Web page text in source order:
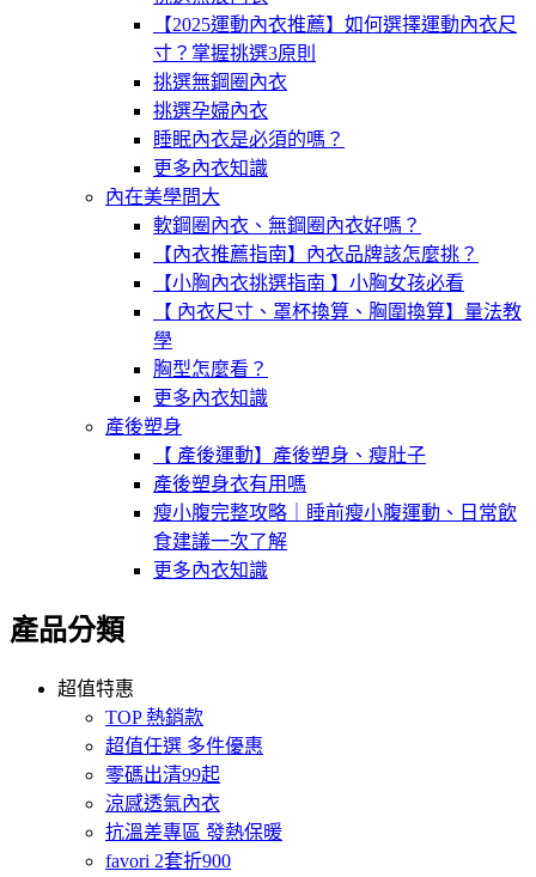
【2025運動內衣推薦】如何選擇運動內衣尺
寸？掌握挑選3原則
挑選無鋼圈內衣
挑選孕婦內衣
睡眠內衣是必須的嗎？
更多內衣知識
內在美學問大
軟鋼圈內衣、無鋼圈內衣好嗎？
【內衣推薦指南】內衣品牌該怎麼挑？
【小胸內衣挑選指南 】小胸女孩必看
【 內衣尺寸、罩杯換算、胸圍換算】量法教
學
胸型怎麼看？
更多內衣知識
產後塑身
【 產後運動】產後塑身、瘦肚子
產後塑身衣有用嗎
瘦小腹完整攻略｜睡前瘦小腹運動、日常飲
食建議一次了解
更多內衣知識
產品分類
超值特惠
TOP 熱銷款
超值任選 多件優惠
零碼出清99起
涼感透氣內衣
抗溫差專區 發熱保暖
favori 2套折900